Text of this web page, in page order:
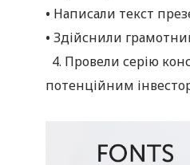
• Написали текст
• Здійснили
4. Провели серію
потенційним